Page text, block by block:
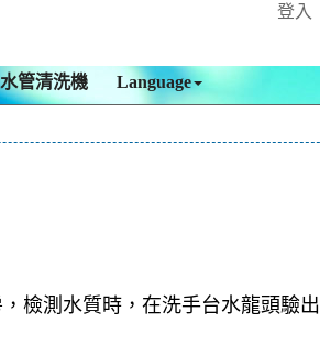
登入
管清洗機 Language
檢測水質時，在洗手台水龍頭驗